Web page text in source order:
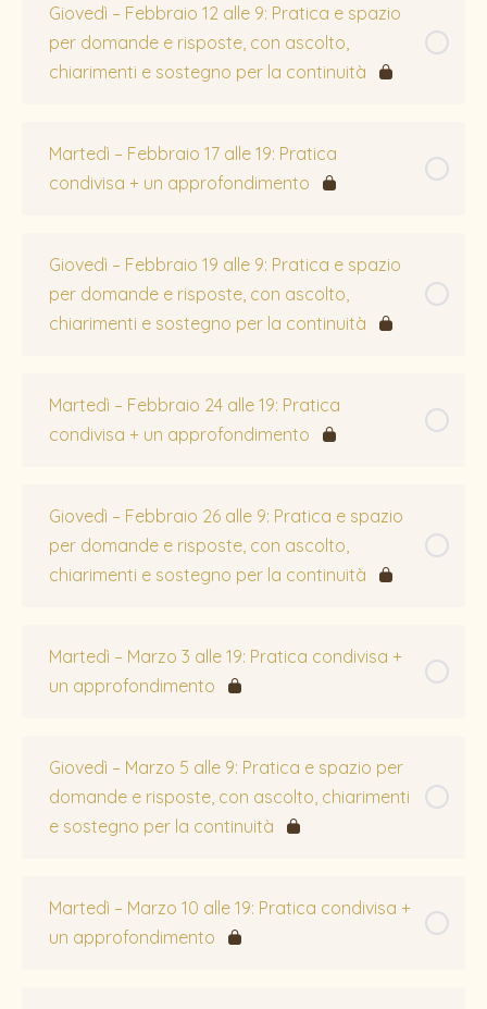
Giovedì – Febbraio 12 alle 9: Pratica e spazio
per domande e risposte, con ascolto,
chiarimenti e sostegno per la continuità
Martedì – Febbraio 17 alle 19: Pratica
condivisa + un approfondimento
Giovedì – Febbraio 19 alle 9: Pratica e spazio
per domande e risposte, con ascolto,
chiarimenti e sostegno per la continuità
Martedì – Febbraio 24 alle 19: Pratica
condivisa + un approfondimento
Giovedì – Febbraio 26 alle 9: Pratica e spazio
per domande e risposte, con ascolto,
chiarimenti e sostegno per la continuità
Martedì – Marzo 3 alle 19: Pratica condivisa +
un approfondimento
Giovedì – Marzo 5 alle 9: Pratica e spazio per
domande e risposte, con ascolto, chiarimenti
e sostegno per la continuità
Martedì – Marzo 10 alle 19: Pratica condivisa +
un approfondimento